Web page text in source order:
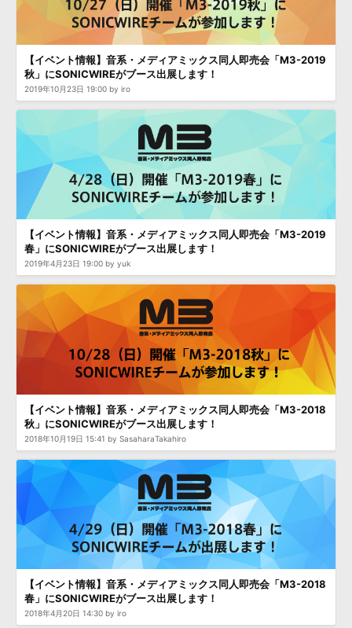
【イベント情報】音系・メディアミックス同人即売会「M3-2019
秋」にSONICWIREがブース出展します！
2019年10月23日 19:00 by iro
【イベント情報】音系・メディアミックス同人即売会「M3-2019
春」にSONICWIREがブース出展します！
2019年4月23日 19:00 by yuk
【イベント情報】音系・メディアミックス同人即売会「M3-2018
秋」にSONICWIREがブース出展します！
2018年10月19日 15:41 by SasaharaTakahiro
【イベント情報】音系・メディアミックス同人即売会「M3-2018
春」にSONICWIREがブース出展します！
2018年4月20日 14:30 by iro